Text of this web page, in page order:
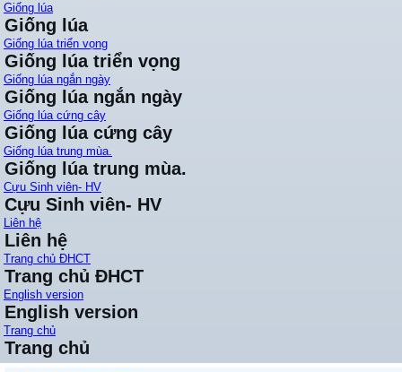
Giống lúa
Giống lúa
Giống lúa triển vọng
Giống lúa triển vọng
Giống lúa ngắn ngày
Giống lúa ngắn ngày
Giống lúa cứng cây
Giống lúa cứng cây
Giống lúa trung mùa.
Giống lúa trung mùa.
Cựu Sinh viên- HV
Cựu Sinh viên- HV
Liên hệ
Liên hệ
Trang chủ ĐHCT
Trang chủ ĐHCT
English version
English version
Trang chủ
Trang chủ